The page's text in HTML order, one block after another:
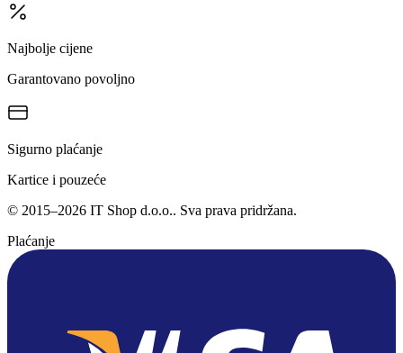
Najbolje cijene
Garantovano povoljno
Sigurno plaćanje
Kartice i pouzeće
© 2015–2026 IT Shop d.o.o.. Sva prava pridržana.
Plaćanje